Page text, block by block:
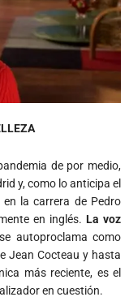
de por medio,
y, como lo anticipa el
la carrera de Pedro
en inglés. La voz
autoproclama como
Jean Cocteau y hasta
más reciente, es el
en cuestión.